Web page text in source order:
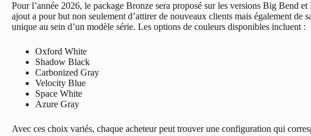
Pour l’année 2026, le package Bronze sera proposé sur les versions Big Bend
ajout a pour but non seulement d’attirer de nouveaux clients mais également de
unique au sein d’un modèle série. Les options de couleurs disponibles incluent :
Oxford White
Shadow Black
Carbonized Gray
Velocity Blue
Space White
Azure Gray
Avec ces choix variés, chaque acheteur peut trouver une configuration qui